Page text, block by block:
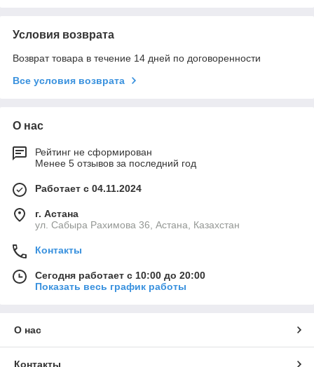
Условия возврата
Возврат товара в течение 14 дней по договоренности
Все условия возврата
О нас
Рейтинг не сформирован
Менее 5 отзывов за последний год
Работает с 04.11.2024
г. Астана
ул. Сабыра Рахимова 36, Астана, Казахстан
Контакты
Сегодня работает с 10:00 до 20:00
Показать весь график работы
О нас
Контакты